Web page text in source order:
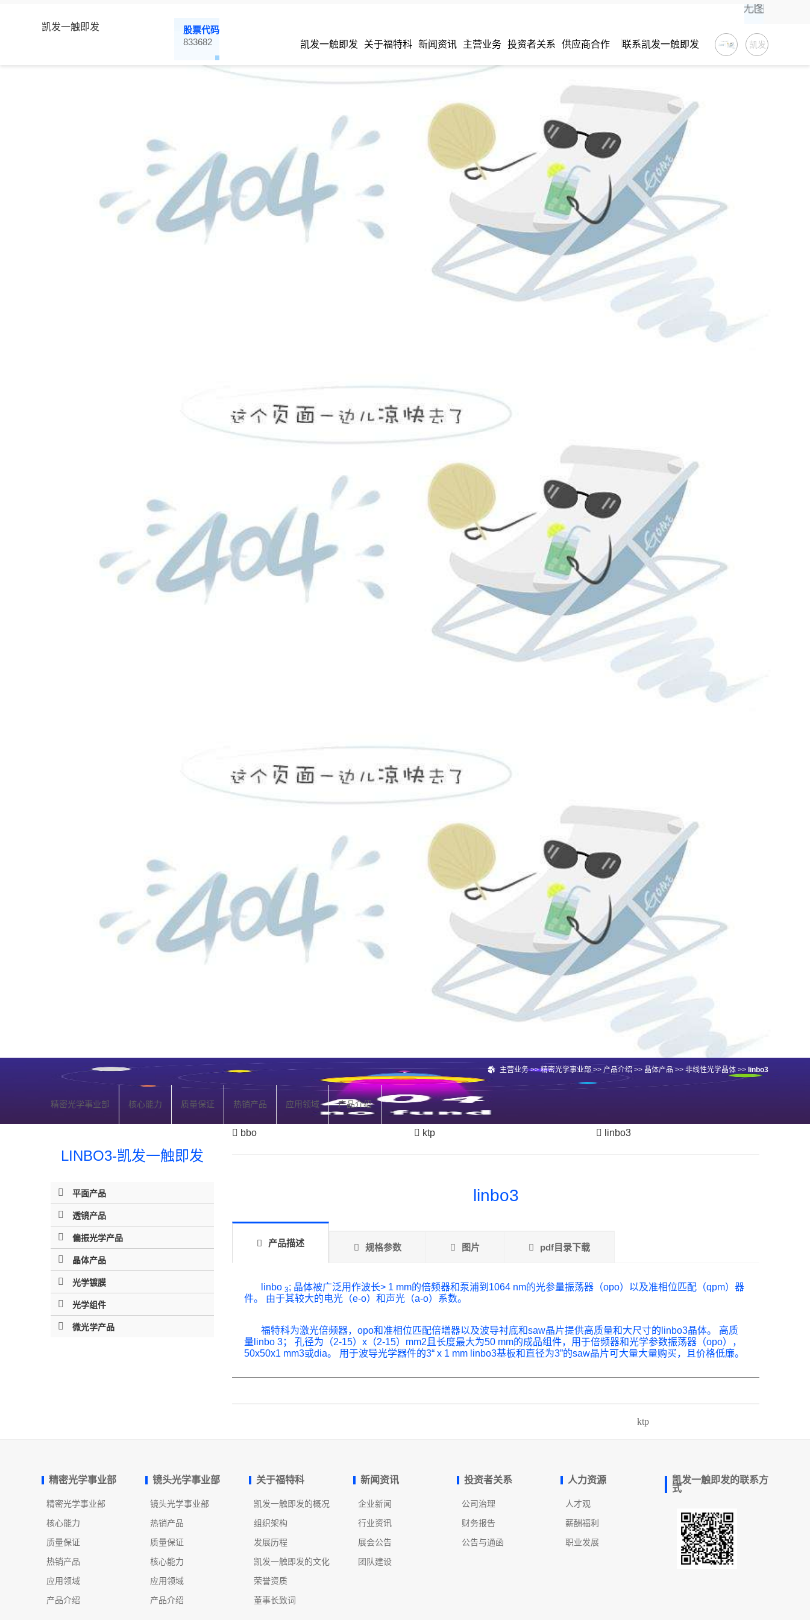
凯发一触即发
股票代码
833682
凯发
凯发一触即发 关于福特科 新闻资讯 主营业务 投资者关系 供应商合作 联系凯发一触即发
主营业务>>精密光学事业部 >>产品介绍 >> 晶体产品>>非线性光学晶体 >> linbo3
精密光学事业部 核心能力 质量保证 热销产品 应用领域 产品介绍
LINBO3-凯发一触即发
平面产品
透镜产品
偏振光学产品
晶体产品
光学镀膜
光学组件
微光学产品
bbo ktp linbo3
linbo3
产品描述 规格参数 图片 pdf目录下载
linbo3; 晶体被广泛用作波长> 1 mm的倍频器和泵浦到1064 nm的光参量振荡器（opo）以及准相位匹配（qpm）器
件。 由于其较大的电光（e-o）和声光（a-o）系数。
福特科为激光倍频器，opo和准相位匹配倍增器以及波导衬底和saw晶片提供高质量和大尺寸的linbo3晶体。 高质
量linbo 3； 孔径为（2-15）x（2-15）mm2且长度最大为50 mm的成品组件，用于倍频器和光学参数振荡器（opo），
50x50x1 mm3或dia。 用于波导光学器件的3“ x 1 mm linbo3基板和直径为3”的saw晶片可大量大量购买，且价格低廉。
ktp
精密光学事业部
精密光学事业部
核心能力
质量保证
热销产品
应用领域
产品介绍
镜头光学事业部
镜头光学事业部
热销产品
质量保证
核心能力
应用领域
产品介绍
关于福特科
凯发一触即发的概况
组织架构
发展历程
凯发一触即发的文化
荣誉资质
董事长致词
新闻资讯
企业新闻
行业资讯
展会公告
团队建设
投资者关系
公司治理
财务报告
公告与通函
人力资源
人才观
薪酬福利
职业发展
凯发一触即发的联系方
式